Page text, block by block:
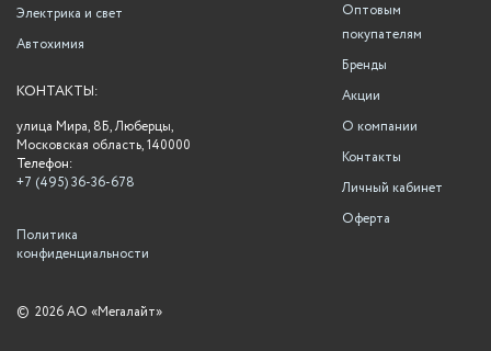
Оптовым
покупателям
Бренды
Акции
О компании
Контакты
Личный кабинет
Оферта
Электрика и свет
Автохимия
КОНТАКТЫ:
улица Мира, 8Б, Люберцы,
Московская область, 140000
Телефон:
+7 (495) 36-36-678
Политика
конфиденциальности
© 2026 АО «Мегалайт»